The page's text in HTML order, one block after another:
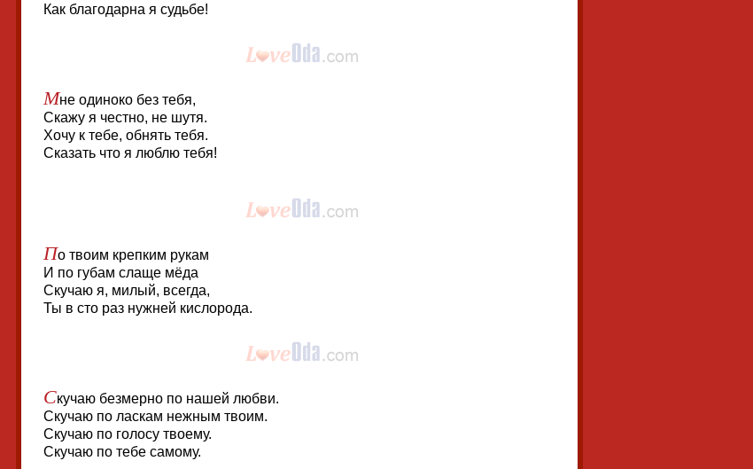
Как благодарна я судьбе!
Мне одиноко без тебя,
Скажу я честно, не шутя.
Хочу к тебе, обнять тебя.
Сказать что я люблю тебя!
По твоим крепким рукам
И по губам слаще мёда
Скучаю я, милый, всегда,
Ты в сто раз нужней кислорода.
Скучаю безмерно по нашей любви.
Скучаю по ласкам нежным твоим.
Скучаю по голосу твоему.
Скучаю по тебе самому.